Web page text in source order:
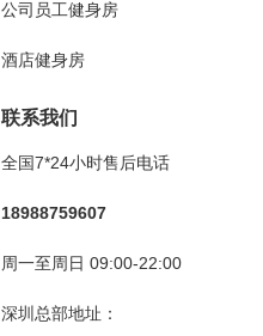
公司员工健身房
酒店健身房
联系我们
全国7*24小时售后电话
18988759607
周一至周日 09:00-22:00
深圳总部地址：